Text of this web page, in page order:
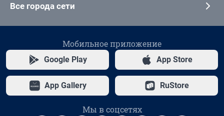
Все города сети
Мобильное приложение
Google Play App Store
App Gallery RuStore
Мы в соцсетях